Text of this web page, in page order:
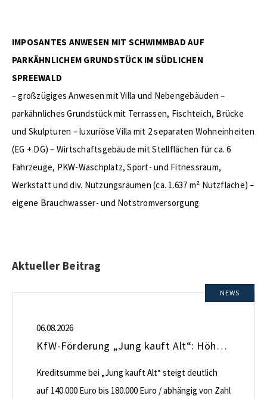
IMPOSANTES ANWESEN MIT SCHWIMMBAD AUF
PARKÄHNLICHEM GRUNDSTÜCK IM SÜDLICHEN
SPREEWALD
– großzügiges Anwesen mit Villa und Nebengebäuden –
parkähnliches Grundstück mit Terrassen, Fischteich, Brücke
und Skulpturen – luxuriöse Villa mit 2 separaten Wohneinheiten
(EG + DG) – Wirtschaftsgebäude mit Stellflächen für ca. 6
Fahrzeuge, PKW-Waschplatz, Sport- und Fitnessraum,
Werkstatt und div. Nutzungsräumen (ca. 1.637 m² Nutzfläche) –
eigene Brauchwasser- und Notstromversorgung
Aktueller Beitrag
NEWS
06.08.2026
KfW-Förderung „Jung kauft Alt“: Höhere Kredite ab August 2026
Kreditsumme bei „Jung kauft Alt“ steigt deutlich
auf 140.000 Euro bis 180.000 Euro / abhängig von Zahl